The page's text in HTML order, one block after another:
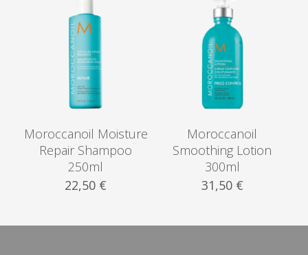
Moroccanoil Moisture
Repair Shampoo
250ml
22,50 €
Moroccanoil
Smoothing Lotion
300ml
31,50 €